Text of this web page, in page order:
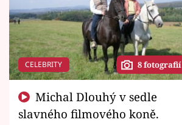
CELEBRITY 8 fotografií
slavného filmového koně.